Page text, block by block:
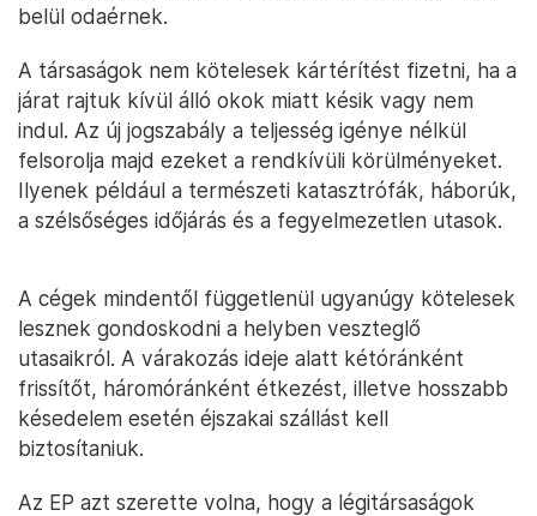
belül odaérnek.
A társaságok nem kötelesek kártérítést fizetni, ha a
járat rajtuk kívül álló okok miatt késik vagy nem
indul. Az új jogszabály a teljesség igénye nélkül
felsorolja majd ezeket a rendkívüli körülményeket.
Ilyenek például a természeti katasztrófák, háborúk,
a szélsőséges időjárás és a fegyelmezetlen utasok.
A cégek mindentől függetlenül ugyanúgy kötelesek
lesznek gondoskodni a helyben veszteglő
utasaikról. A várakozás ideje alatt kétóránként
frissítőt, háromóránként étkezést, illetve hosszabb
késedelem esetén éjszakai szállást kell
biztosítaniuk.
Az EP azt szerette volna, hogy a légitársaságok